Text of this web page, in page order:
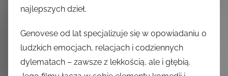
najlepszych dzieł.
Genovese od lat specjalizuje się w opowiadaniu o
ludzkich emocjach, relacjach i codziennych
dylematach – zawsze z lekkością, ale i głębią.